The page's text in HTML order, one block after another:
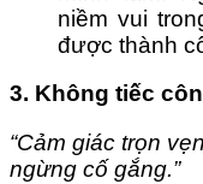
niềm vui
được thành
3. Không tiếc
“Cảm giác trọn
ngừng cố gắng.”